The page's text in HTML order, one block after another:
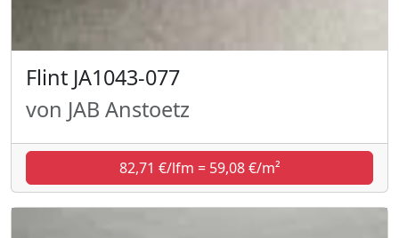
Flint JA1043-077
von JAB Anstoetz
82,71 €/lfm = 59,08 €/m²